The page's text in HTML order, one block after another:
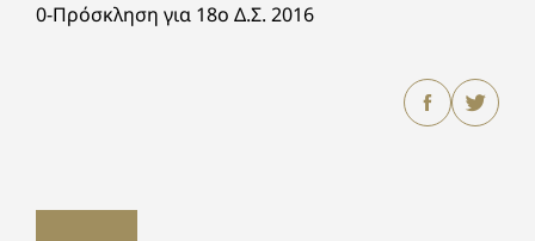
0-Πρόσκληση για 18ο Δ.Σ. 2016